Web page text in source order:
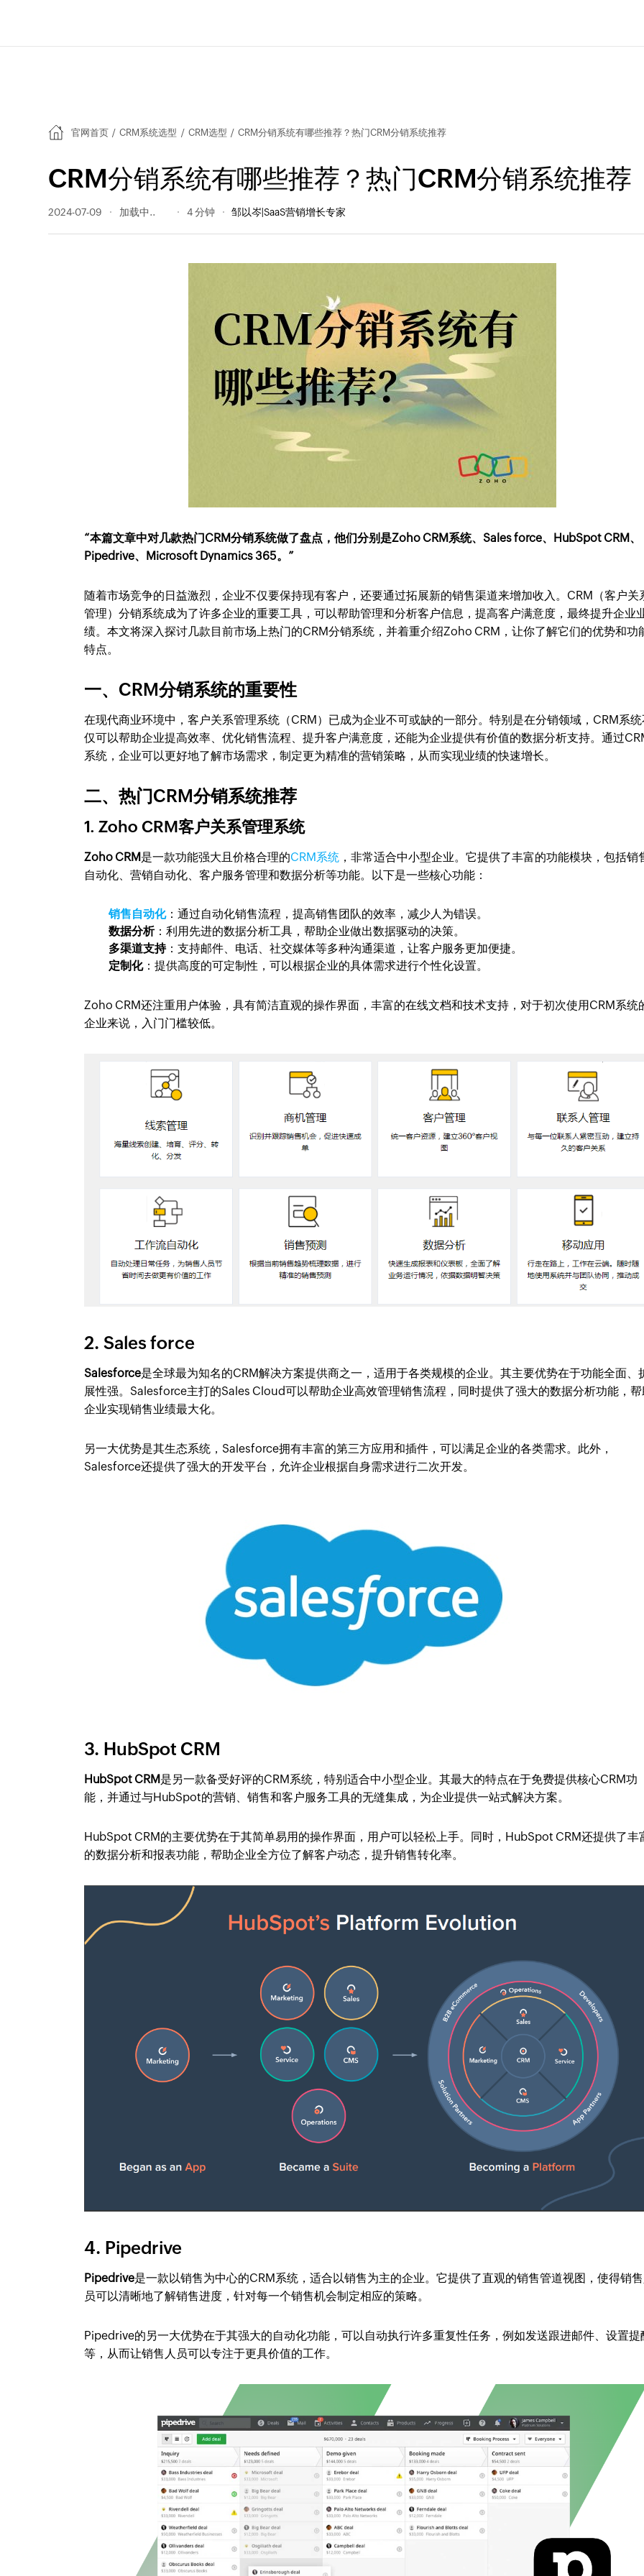
官网首页 / CRM系统选型 / CRM选型 / CRM分销系统有哪些推荐？热门CRM分销系统推荐
CRM分销系统有哪些推荐？热门CRM分销系统推荐
2024-07-09 246 阅读量 4 分钟 邹以岑|SaaS营销增长专家
“本篇文章中对几款热门CRM分销系统做了盘点，他们分别是Zoho CRM系统、Sales force、HubSpot CRM、
Pipedrive、Microsoft Dynamics 365。”
随着市场竞争的日益激烈，企业不仅要保持现有客户，还要通过拓展新的销售渠道来增加收入。CRM（客户关
管理）分销系统成为了许多企业的重要工具，可以帮助管理和分析客户信息，提高客户满意度，最终提升企业
绩。本文将深入探讨几款目前市场上热门的CRM分销系统，并着重介绍Zoho CRM，让你了解它们的优势和功
特点。
一、CRM分销系统的重要性
在现代商业环境中，客户关系管理系统（CRM）已成为企业不可或缺的一部分。特别是在分销领域，CRM系
仅可以帮助企业提高效率、优化销售流程、提升客户满意度，还能为企业提供有价值的数据分析支持。通过
系统，企业可以更好地了解市场需求，制定更为精准的营销策略，从而实现业绩的快速增长。
二、热门CRM分销系统推荐
1. Zoho CRM客户关系管理系统
Zoho CRM是一款功能强大且价格合理的CRM系统 ，非常适合中小型企业。它提供了丰富的功能模块，包括销
自动化、营销自动化、客户服务管理和数据分析等功能。以下是一些核心功能：
销售自动化：通过自动化销售流程，提高销售团队的效率，减少人为错误。
数据分析：利用先进的数据分析工具，帮助企业做出数据驱动的决策。
多渠道支持：支持邮件、电话、社交媒体等多种沟通渠道，让客户服务更加便捷。
定制化：提供高度的可定制性，可以根据企业的具体需求进行个性化设置。
Zoho CRM还注重用户体验，具有简洁直观的操作界面，丰富的在线文档和技术支持，对于初次使用CRM系统
企业来说，入门门槛较低。
2. Sales force
Salesforce是全球最为知名的CRM解决方案提供商之一，适用于各类规模的企业。其主要优势在于功能全面、
展性强。Salesforce主打的Sales Cloud可以帮助企业高效管理销售流程，同时提供了强大的数据分析功能，
企业实现销售业绩最大化。
另一大优势是其生态系统，Salesforce拥有丰富的第三方应用和插件，可以满足企业的各类需求。此外，
Salesforce还提供了强大的开发平台，允许企业根据自身需求进行二次开发。
3. HubSpot CRM
HubSpot CRM是另一款备受好评的CRM系统，特别适合中小型企业。其最大的特点在于免费提供核心CRM功
能，并通过与HubSpot的营销、销售和客户服务工具的无缝集成，为企业提供一站式解决方案。
HubSpot CRM的主要优势在于其简单易用的操作界面，用户可以轻松上手。同时，HubSpot CRM还提供了丰
的数据分析和报表功能，帮助企业全方位了解客户动态，提升销售转化率。
4. Pipedrive
Pipedrive是一款以销售为中心的CRM系统，适合以销售为主的企业。它提供了直观的销售管道视图，使得销
员可以清晰地了解销售进度，针对每一个销售机会制定相应的策略。
Pipedrive的另一大优势在于其强大的自动化功能，可以自动执行许多重复性任务，例如发送跟进邮件、设置提
等，从而让销售人员可以专注于更具价值的工作。